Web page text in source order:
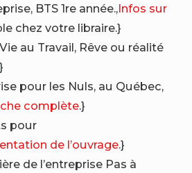
BTS 1re année.,Infos sur
chez votre libraire.}
au Travail, Rêve ou réalité
pour les Nuls, au Québec,
complète.}
pour
de l’ouvrage.}
de l’entreprise Pas à